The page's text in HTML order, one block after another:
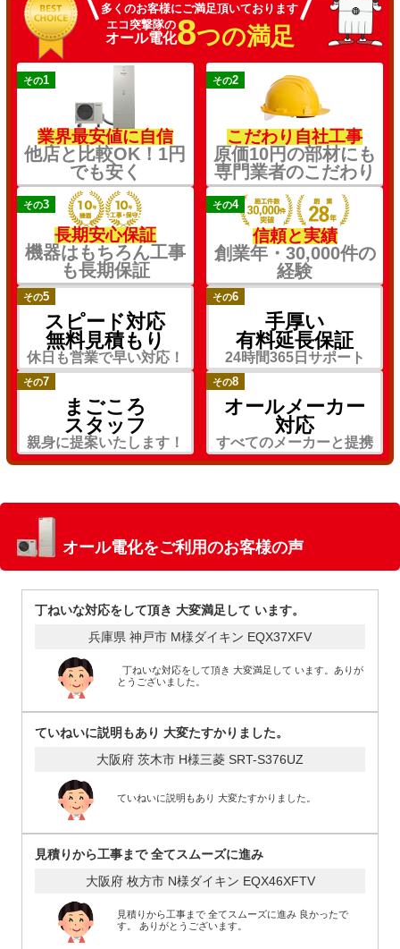
多くのお客様にご満足頂いております
エコ突撃隊の
オール電化8つの満足
その1
業界最安値に自信
他店と比較OK！1円
でも安く
その2
こだわり自社工事
原価10円の部材にも
専門業者のこだわり
その3
長期安心保証
機器はもちろん工事
も長期保証
その4
信頼と実績
創業年・30,000件の
経験
その5
スピード対応
無料見積もり
休日も営業で早い対応！
その6
手厚い
有料延長保証
24時間365日サポート
その7
まごころ
スタッフ
親身に提案いたします！
その8
オールメーカー
対応
すべてのメーカーと提携
オール電化をご利用のお客様の声
丁ねいな対応をして頂き 大変満足して います。
兵庫県 神戸市 M様ダイキン EQX37XFV
丁ねいな対応をして頂き 大変満足して います。ありが
とうございました。
ていねいに説明もあり 大変たすかりました。
大阪府 茨木市 H様三菱 SRT-S376UZ
ていねいに説明もあり 大変たすかりました。
見積りから工事まで 全てスムーズに進み
大阪府 枚方市 N様ダイキン EQX46XFTV
見積りから工事まで 全てスムーズに進み 良かったで
す。 ありがとうございます。